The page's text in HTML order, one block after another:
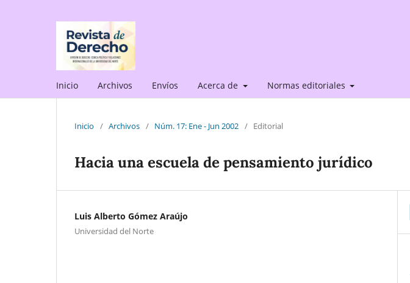
Inicio Archivos Envíos Acerca de Normas editoriales
Inicio / Archivos / Núm. 17: Ene - Jun 2002 / Editorial
Hacia una escuela de pensamiento jurídico
Luis Alberto Gómez Araújo
Universidad del Norte